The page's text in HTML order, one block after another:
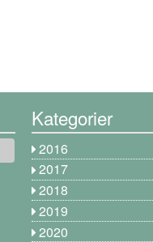
Kategorier
2016
2017
2018
2019
2020